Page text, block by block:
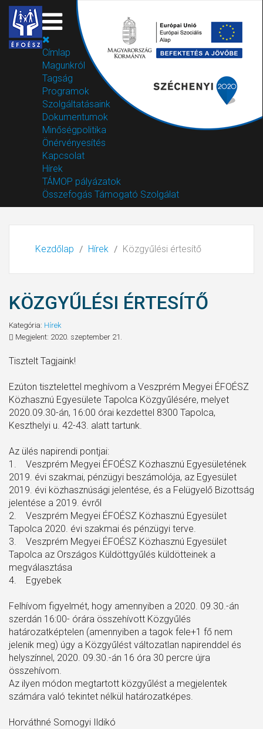
Címlap
Magunkról
Tagság
Programok
Szolgáltatásaink
Dokumentumok
Minőségpolitika
Önérvényesítés
Kapcsolat
Hírek
TÁMOP pályázatok
Összefogás Támogató Szolgálat
Kezdőlap Hírek Közgyűlési értesítő
KÖZGYŰLÉSI ÉRTESÍTŐ
Kategória: Hírek
Megjelent: 2020. szeptember 21.
Tisztelt Tagjaink!
Ezúton tisztelettel meghívom a Veszprém Megyei ÉFOÉSZ
Közhasznú Egyesülete Tapolca Közgyűlésére, melyet
2020.09.30-án, 16:00 órai kezdettel 8300 Tapolca,
Keszthelyi u. 42-43. alatt tartunk.
Az ülés napirendi pontjai:
1. Veszprém Megyei ÉFOÉSZ Közhasznú Egyesületének
2019. évi szakmai, pénzügyi beszámolója, az Egyesület
2019. évi közhasznúsági jelentése, és a Felügyelő Bizottság
jelentése a 2019. évről
2. Veszprém Megyei ÉFOÉSZ Közhasznú Egyesület
Tapolca 2020. évi szakmai és pénzügyi terve.
3. Veszprém Megyei ÉFOÉSZ Közhasznú Egyesület
Tapolca az Országos Küldöttgyűlés küldötteinek a
megválasztása
4. Egyebek
Felhívom figyelmét, hogy amennyiben a 2020. 09.30.-án
szerdán 16:00- órára összehívott Közgyűlés
határozatképtelen (amennyiben a tagok fele+1 fő nem
jelenik meg) úgy a Közgyűlést változatlan napirenddel és
helyszínnel, 2020. 09.30.-án 16 óra 30 percre újra
összehívom.
Az ilyen módon megtartott közgyűlést a megjelentek
számára való tekintet nélkül határozatképes.
Horváthné Somogyi Ildikó